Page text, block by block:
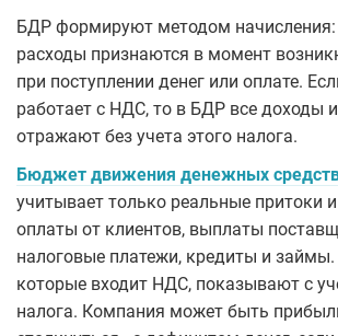
БДР формируют методом
расходы признаются в момент
при поступлении денег или оплате.
работает с НДС, то в БДР все доходы
отражают без учета этого налога.
Бюджет движения денежных
учитывает только реальные притоки
оплаты от клиентов, выплаты
налоговые платежи, кредиты и
которые входит НДС, показывают с
налога. Компания может быть